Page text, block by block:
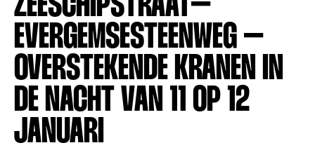
ZEESCHIPSTRAAT–
EVERGEMSESTEENWEG –
OVERSTEKENDE KRANEN IN
DE NACHT VAN 11 OP 12
JANUARI